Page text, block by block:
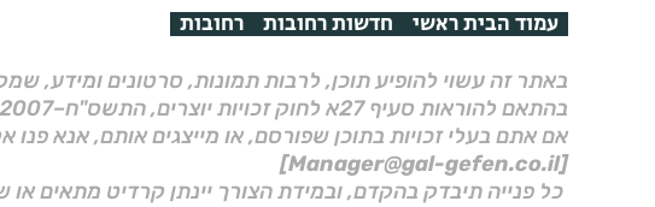
עמוד הבית ראשי חדשות רחובות רחובות
באתר זה עשוי להופיע תוכן, לרבות תמונות, סרטונים ומידע,
בהתאם להוראות סעיף 27א לחוק זכויות יוצרים, התשס"ח–2007.
אם אתם בעלי זכויות בתוכן שפורסם, או מייצגים אותם, אנא פנו
[Manager@gal-gefen.co.il]
כל פנייה תיבדק בהקדם, ובמידת הצורך יינתן קרדיט מתאים או